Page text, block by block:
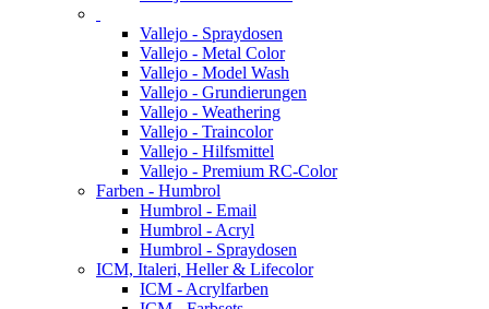
Vallejo - Spraydosen
Vallejo - Metal Color
Vallejo - Model Wash
Vallejo - Grundierungen
Vallejo - Weathering
Vallejo - Traincolor
Vallejo - Hilfsmittel
Vallejo - Premium RC-Color
Farben - Humbrol
Humbrol - Email
Humbrol - Acryl
Humbrol - Spraydosen
ICM, Italeri, Heller & Lifecolor
ICM - Acrylfarben